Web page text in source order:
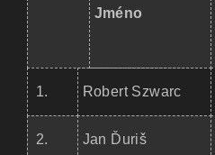
Jméno
1. Robert Szwarc
2. Jan Ďuriš